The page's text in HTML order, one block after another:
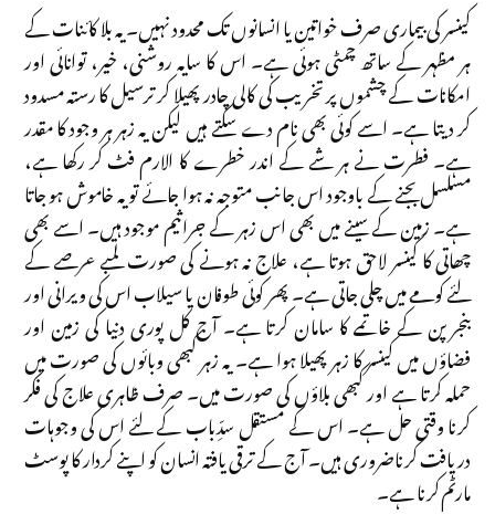
کینسر کی بیماری صرف خواتین یا انسانوں تک محدود نہیں۔ یہ بلا کائنات کے
ہر مظہر کے ساتھ چمٹی ہوئی ہے۔ اس کا سایہ روشنی، خیر، توانائی اور
امکانات کے چشموں پر تخریب کی کالی چادر پھیلا کر ترسیل کا رستہ مسدود
کر دیتا ہے۔ اسے کوئی بھی نام دے سکتے ہیں لیکن یہ زہر ہر وجود کا مقدر
ہے۔ فطرت نے ہر شے کے اندر خطرے کا الارم فٹ کر رکھا ہے،
مسلسل بجنے کے باوجود اس جانب متوجہ نہ ہوا جائے تو یہ خاموش ہو جاتا
ہے۔ زمین کے سینے میں بھی اس زہر کے جراثیم موجود ہیں۔ اسے بھی
چھاتی کا کینسر لاحق ہوتا ہے، علاج نہ ہونے کی صورت لمبے عرصے کے
لئے کومے میں چلی جاتی ہے۔ پھر کوئی طوفان یا سیلاب اس کی ویرانی اور
بنجر پن کے خاتمے کا سامان کرتا ہے۔ آج کل پوری دنیا کی زمین اور
فضاؤں میں کینسر کا زہر پھیلا ہوا ہے۔ یہ زہر کبھی وبائوں کی صورت میں
حملہ کرتا ہے اور کبھی بلاؤں کی صورت میں۔ صرف ظاہری علاج کی فکر
کرنا وقتی حل ہے۔ اس کے مستقل سدِّباب کے لئے اس کی وجوہات
دریافت کرناضروری ہیں۔ آج کے ترقی یافتہ انسان کو اپنے کردار کا پوسٹ
مارٹم کرنا ہے۔